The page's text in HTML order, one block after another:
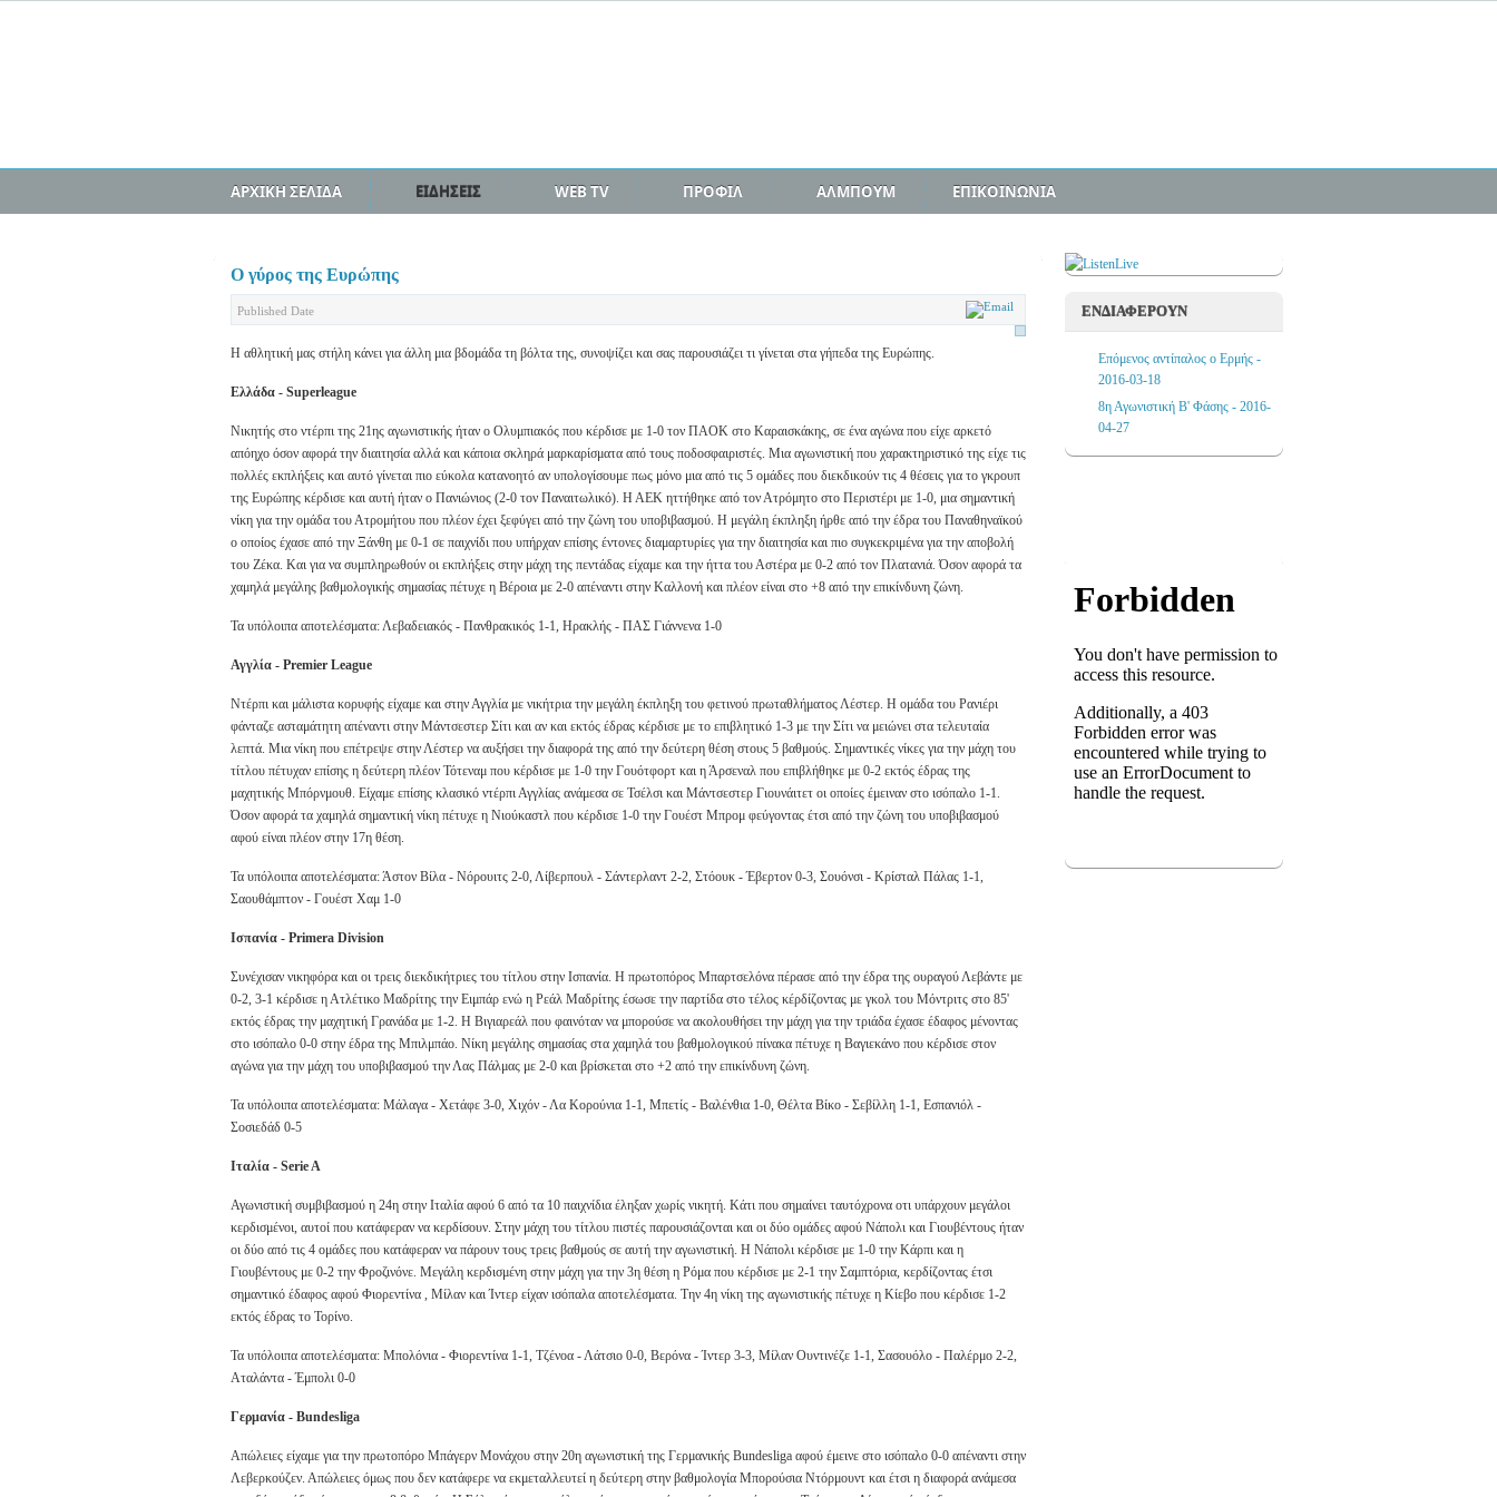
ΑΡΧΙΚΗ ΣΕΛΙΔΑ ΕΙΔΗΣΕΙΣ WEB TV ΠΡΟΦΙΛ ΑΛΜΠΟΥΜ ΕΠΙΚΟΙΝΩΝΙΑ
Ο γύρος της Ευρώπης
Published Date
Η αθλητική μας στήλη κάνει για άλλη μια βδομάδα τη βόλτα της, συνοψίζει και σας παρουσιάζει τι γίνεται στα γήπεδα της Ευρώπης.
Ελλάδα - Superleague
Νικητής στο ντέρπι της 21ης αγωνιστικής ήταν ο Ολυμπιακός που κέρδισε με 1-0 τον ΠΑΟΚ στο Καραισκάκης, σε ένα αγώνα που είχε αρκετό
απόηχο όσον αφορά την διαιτησία αλλά και κάποια σκληρά μαρκαρίσματα από τους ποδοσφαιριστές. Μια αγωνιστική που χαρακτηριστικό της είχε τις
πολλές εκπλήξεις και αυτό γίνεται πιο εύκολα κατανοητό αν υπολογίσουμε πως μόνο μια από τις 5 ομάδες που διεκδικούν τις 4 θέσεις για το γκρουπ
της Ευρώπης κέρδισε και αυτή ήταν ο Πανιώνιος (2-0 τον Παναιτωλικό). Η ΑΕΚ ηττήθηκε από τον Ατρόμητο στο Περιστέρι με 1-0, μια σημαντική
νίκη για την ομάδα του Ατρομήτου που πλέον έχει ξεφύγει από την ζώνη του υποβιβασμού. Η μεγάλη έκπληξη ήρθε από την έδρα του Παναθηναϊκού
ο οποίος έχασε από την Ξάνθη με 0-1 σε παιχνίδι που υπήρχαν επίσης έντονες διαμαρτυρίες για την διαιτησία και πιο συγκεκριμένα για την αποβολή
του Ζέκα. Και για να συμπληρωθούν οι εκπλήξεις στην μάχη της πεντάδας είχαμε και την ήττα του Αστέρα με 0-2 από τον Πλατανιά. Όσον αφορά τα
χαμηλά μεγάλης βαθμολογικής σημασίας πέτυχε η Βέροια με 2-0 απέναντι στην Καλλονή και πλέον είναι στο +8 από την επικίνδυνη ζώνη.
Τα υπόλοιπα αποτελέσματα: Λεβαδειακός - Πανθρακικός 1-1, Ηρακλής - ΠΑΣ Γιάννενα 1-0
Αγγλία - Premier League
Ντέρπι και μάλιστα κορυφής είχαμε και στην Αγγλία με νικήτρια την μεγάλη έκπληξη του φετινού πρωταθλήματος Λέστερ. Η ομάδα του Ρανιέρι
φάνταζε ασταμάτητη απέναντι στην Μάντσεστερ Σίτι και αν και εκτός έδρας κέρδισε με το επιβλητικό 1-3 με την Σίτι να μειώνει στα τελευταία
λεπτά. Μια νίκη που επέτρεψε στην Λέστερ να αυξήσει την διαφορά της από την δεύτερη θέση στους 5 βαθμούς. Σημαντικές νίκες για την μάχη του
τίτλου πέτυχαν επίσης η δεύτερη πλέον Τότεναμ που κέρδισε με 1-0 την Γουότφορτ και η Άρσεναλ που επιβλήθηκε με 0-2 εκτός έδρας της
μαχητικής Μπόρνμουθ. Είχαμε επίσης κλασικό ντέρπι Αγγλίας ανάμεσα σε Τσέλσι και Μάντσεστερ Γιουνάιτετ οι οποίες έμειναν στο ισόπαλο 1-1.
Όσον αφορά τα χαμηλά σημαντική νίκη πέτυχε η Νιούκαστλ που κέρδισε 1-0 την Γουέστ Μπρομ φεύγοντας έτσι από την ζώνη του υποβιβασμού
αφού είναι πλέον στην 17η θέση.
Τα υπόλοιπα αποτελέσματα: Άστον Βίλα - Νόρουιτς 2-0, Λίβερπουλ - Σάντερλαντ 2-2, Στόουκ - Έβερτον 0-3, Σουόνσι - Κρίσταλ Πάλας 1-1,
Σαουθάμπτον - Γουέστ Χαμ 1-0
Ισπανία - Primera Division
Συνέχισαν νικηφόρα και οι τρεις διεκδικήτριες του τίτλου στην Ισπανία. Η πρωτοπόρος Μπαρτσελόνα πέρασε από την έδρα της ουραγού Λεβάντε με
0-2, 3-1 κέρδισε η Ατλέτικο Μαδρίτης την Ειμπάρ ενώ η Ρεάλ Μαδρίτης έσωσε την παρτίδα στο τέλος κέρδίζοντας με γκολ του Μόντριτς στο 85'
εκτός έδρας την μαχητική Γρανάδα με 1-2. Η Βιγιαρεάλ που φαινόταν να μπορούσε να ακολουθήσει την μάχη για την τριάδα έχασε έδαφος μένοντας
στο ισόπαλο 0-0 στην έδρα της Μπιλμπάο. Νίκη μεγάλης σημασίας στα χαμηλά του βαθμολογικού πίνακα πέτυχε η Βαγιεκάνο που κέρδισε στον
αγώνα για την μάχη του υποβιβασμού την Λας Πάλμας με 2-0 και βρίσκεται στο +2 από την επικίνδυνη ζώνη.
Τα υπόλοιπα αποτελέσματα: Μάλαγα - Χετάφε 3-0, Χιχόν - Λα Κορούνια 1-1, Μπετίς - Βαλένθια 1-0, Θέλτα Βίκο - Σεβίλλη 1-1, Εσπανιόλ -
Σοσιεδάδ 0-5
Ιταλία - Serie A
Αγωνιστική συμβιβασμού η 24η στην Ιταλία αφού 6 από τα 10 παιχνίδια έληξαν χωρίς νικητή. Κάτι που σημαίνει ταυτόχρονα οτι υπάρχουν μεγάλοι
κερδισμένοι, αυτοί που κατάφεραν να κερδίσουν. Στην μάχη του τίτλου πιστές παρουσιάζονται και οι δύο ομάδες αφού Νάπολι και Γιουβέντους ήταν
οι δύο από τις 4 ομάδες που κατάφεραν να πάρουν τους τρεις βαθμούς σε αυτή την αγωνιστική. Η Νάπολι κέρδισε με 1-0 την Κάρπι και η
Γιουβέντους με 0-2 την Φροζινόνε. Μεγάλη κερδισμένη στην μάχη για την 3η θέση η Ρόμα που κέρδισε με 2-1 την Σαμπτόρια, κερδίζοντας έτσι
σημαντικό έδαφος αφού Φιορεντίνα , Μίλαν και Ίντερ είχαν ισόπαλα αποτελέσματα. Την 4η νίκη της αγωνιστικής πέτυχε η Κίεβο που κέρδισε 1-2
εκτός έδρας το Τορίνο.
Τα υπόλοιπα αποτελέσματα: Μπολόνια - Φιορεντίνα 1-1, Τζένοα - Λάτσιο 0-0, Βερόνα - Ίντερ 3-3, Μίλαν Ουντινέζε 1-1, Σασουόλο - Παλέρμο 2-2,
Αταλάντα - Έμπολι 0-0
Γερμανία - Bundesliga
Απώλειες είχαμε για την πρωτοπόρο Μπάγερν Μονάχου στην 20η αγωνιστική της Γερμανικής Bundesliga αφού έμεινε στο ισόπαλο 0-0 απέναντι στην
Λεβερκούζεν. Απώλειες όμως που δεν κατάφερε να εκμεταλλευτεί η δεύτερη στην βαθμολογία Μπορούσια Ντόρμουντ και έτσι η διαφορά ανάμεσα
ΕΝΔΙΑΦΕΡΟΥΝ
Επόμενος αντίπαλος ο Ερμής -
2016-03-18
8η Αγωνιστική Β' Φάσης - 2016-
04-27